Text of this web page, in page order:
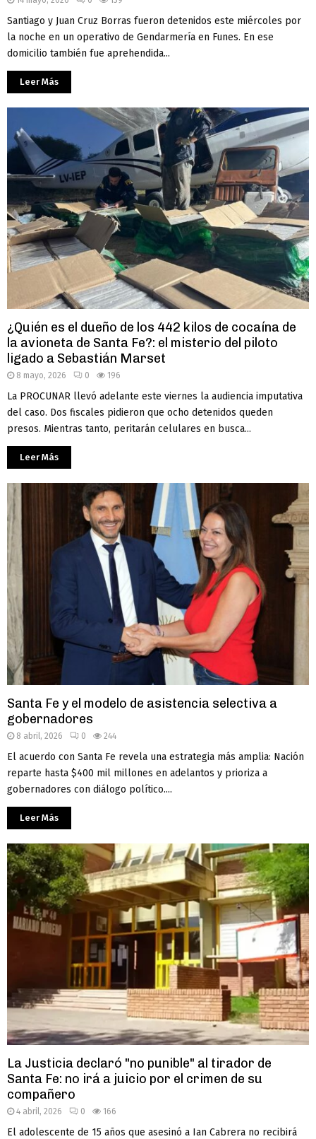
Santiago y Juan Cruz Borras fueron detenidos este miércoles por
la noche en un operativo de Gendarmería en Funes. En ese
domicilio también fue aprehendida...
Leer Más
¿Quién es el dueño de los 442 kilos de cocaína de
la avioneta de Santa Fe?: el misterio del piloto
ligado a Sebastián Marset
8 mayo, 2026 0 196
La PROCUNAR llevó adelante este viernes la audiencia imputativa
del caso. Dos fiscales pidieron que ocho detenidos queden
presos. Mientras tanto, peritarán celulares en busca...
Leer Más
Santa Fe y el modelo de asistencia selectiva a
gobernadores
8 abril, 2026 0 244
El acuerdo con Santa Fe revela una estrategia más amplia: Nación
reparte hasta $400 mil millones en adelantos y prioriza a
gobernadores con diálogo político....
Leer Más
La Justicia declaró "no punible" al tirador de
Santa Fe: no irá a juicio por el crimen de su
compañero
4 abril, 2026 0 166
El adolescente de 15 años que asesinó a Ian Cabrera no recibirá